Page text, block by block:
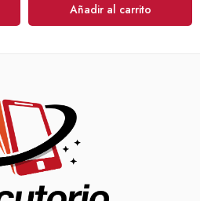
Añadir al carrito